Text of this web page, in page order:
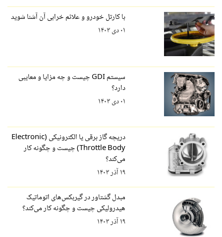
با کارتل خودرو و علائم خرابی آن آشنا شوید
۰۱ دی ۱۴۰۳
سیستم GDI چیست و چه مزایا و معایبی
دارد؟
۰۱ دی ۱۴۰۳
دریچه گاز برقی یا الکترونیکی (Electronic
Throttle Body) چیست و چگونه کار
می‌کند؟
۱۹ آذر ۱۴۰۳
مبدل گشتاور در گیربکس‌های اتوماتیک
هیدرولیکی چیست و چگونه کار می‌کند؟
۱۹ آذر ۱۴۰۳